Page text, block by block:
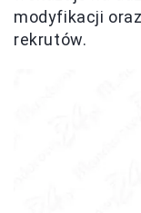
modyfikacji
rekrutów.